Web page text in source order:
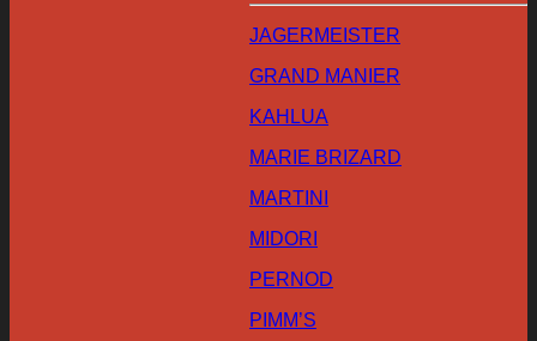
JAGERMEISTER
GRAND MANIER
KAHLUA
MARIE BRIZARD
MARTINI
MIDORI
PERNOD
PIMM’S